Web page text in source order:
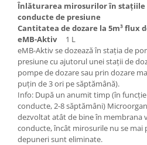
Înlăturarea mirosurilor în stațiile
conducte de presiune
Cantitatea de dozare la 5m³ flux
eMB-Aktiv 1 L
eMB-Aktiv se dozează în stația de
presiune cu ajutorul unei stații de
pompe de dozare sau prin dozare
puțin de 3 ori pe săptămână).
Info: După un anumit timp (în
conducte, 2-8 săptămâni)
dezvoltat atât de bine în membrana
conducte, încât mirosurile nu se mai
depuneri sunt eliminate.